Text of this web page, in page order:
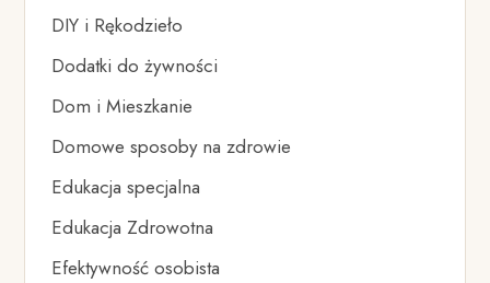
DIY i Rękodzieło
Dodatki do żywności
Dom i Mieszkanie
Domowe sposoby na zdrowie
Edukacja specjalna
Edukacja Zdrowotna
Efektywność osobista